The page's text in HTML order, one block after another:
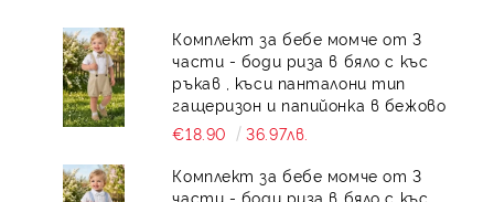
Комплект за бебе момче от 3
части - боди риза в бяло с къс
ръкав , къси панталони тип
гащеризон и папийонка в бежово
€18.90
36.97лв.
Комплект за бебе момче от 3
части - боди риза в бяло с къс